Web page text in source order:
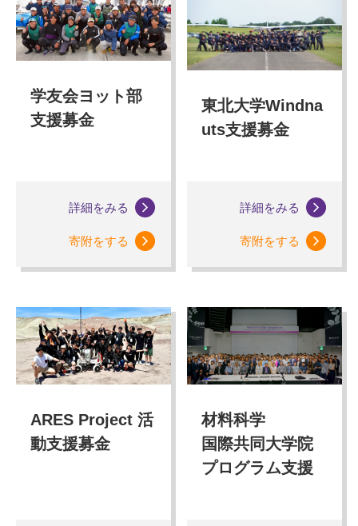
学友会ヨット部
支援募金
詳細をみる
寄附をする
東北大学Windna
uts支援募金
詳細をみる
寄附をする
ARES Project 活
動支援募金
材料科学
国際共同大学院
プログラム支援